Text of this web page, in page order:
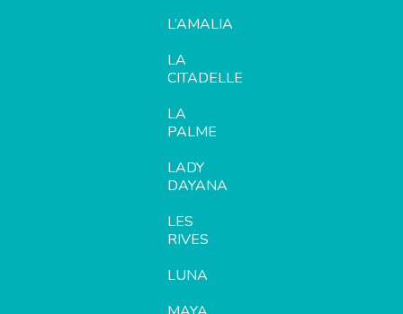
L’AMALIA
LA
CITADELLE
LA
PALME
LADY
DAYANA
LES
RIVES
LUNA